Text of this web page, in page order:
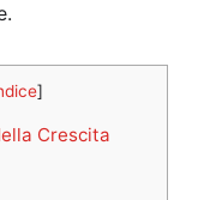
]
Crescita